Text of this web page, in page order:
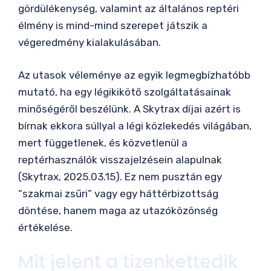
gördülékenység, valamint az általános reptéri
élmény is mind-mind szerepet játszik a
végeredmény kialakulásában.
Az utasok véleménye az egyik legmegbízhatóbb
mutató, ha egy légikikötő szolgáltatásainak
minőségéről beszélünk. A Skytrax díjai azért is
bírnak ekkora súllyal a légi közlekedés világában,
mert függetlenek, és közvetlenül a
reptérhasználók visszajelzésein alapulnak
(Skytrax, 2025.03.15). Ez nem pusztán egy
“szakmai zsűri” vagy egy háttérbizottság
döntése, hanem maga az utazóközönség
értékelése.
Mit jelent a tizenkettedik